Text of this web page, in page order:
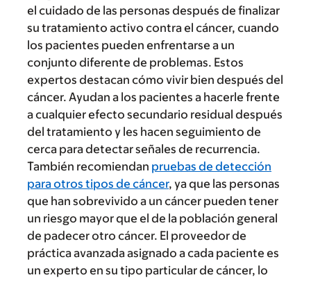
el cuidado de las personas después de finalizar
su tratamiento activo contra el cáncer, cuando
los pacientes pueden enfrentarse a un
conjunto diferente de problemas. Estos
expertos destacan cómo vivir bien después del
cáncer. Ayudan a los pacientes a hacerle frente
a cualquier efecto secundario residual después
del tratamiento y les hacen seguimiento de
cerca para detectar señales de recurrencia.
También recomiendan pruebas de detección
para otros tipos de cáncer, ya que las personas
que han sobrevivido a un cáncer pueden tener
un riesgo mayor que el de la población general
de padecer otro cáncer. El proveedor de
práctica avanzada asignado a cada paciente es
un experto en su tipo particular de cáncer, lo